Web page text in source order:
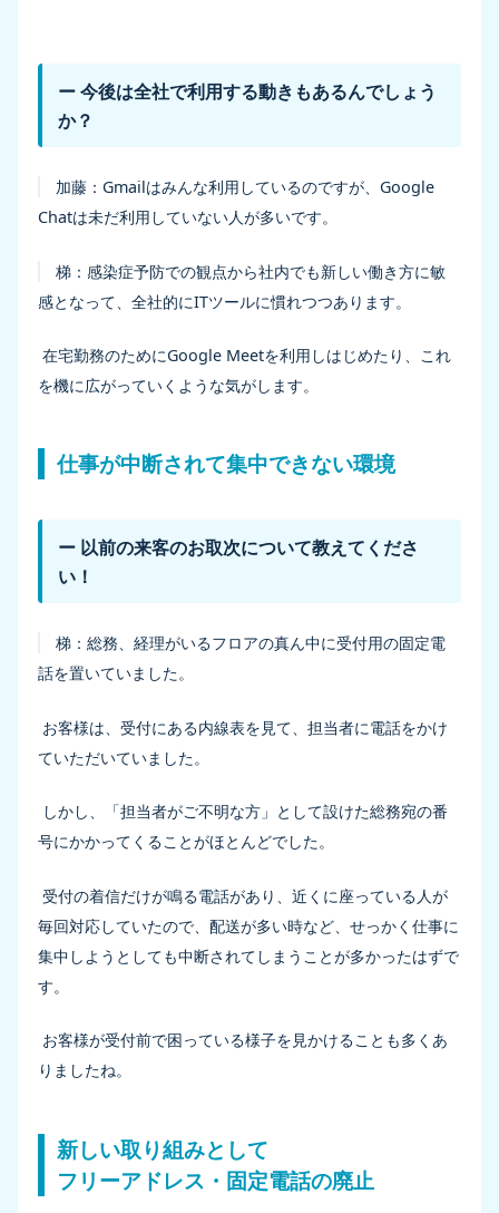
ー 今後は全社で利用する動きもあるんでしょう
か？
加藤： Gmailはみんな利用しているのですが、Google
Chatは未だ利用していない人が多いです。
梯：感染症予防での観点から社内でも新しい働き方に敏
感となって、全社的にITツールに慣れつつあります。
在宅勤務のためにGoogle Meetを利用しはじめたり、これ
を機に広がっていくような気がします。
仕事が中断されて集中できない環境
ー 以前の来客のお取次について教えてくださ
い！
梯：総務、経理がいるフロアの真ん中に受付用の固定電
話を置いていました。
お客様は、受付にある内線表を見て、担当者に電話をかけ
ていただいていました。
しかし、「担当者がご不明な方」として設けた総務宛の番
号にかかってくることがほとんどでした。
受付の着信だけが鳴る電話があり、近くに座っている人が
毎回対応していたので、配送が多い時など、せっかく仕事に
集中しようとしても中断されてしまうことが多かったはずで
す。
お客様が受付前で困っている様子を見かけることも多くあ
りましたね。
新しい取り組みとして
フリーアドレス・固定電話の廃止